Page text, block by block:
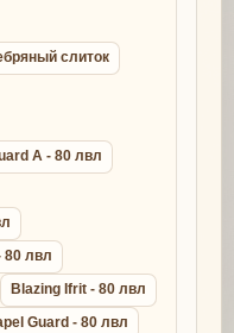
слиток
A - 80 лвл
80 лвл
Blazing Ifrit - 80 лвл
Guard - 80 лвл